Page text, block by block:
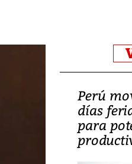
y
Perú
días
para